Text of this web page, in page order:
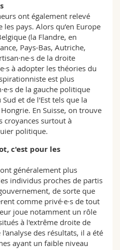
ont également relevé
pays. Alors qu’en Europe
(la Flandre, en
Pays-Bas, Autriche,
de la droite
à adopter les théories du
est plus
de la gauche politique
et de l'Est tels que la
En Suisse, on trouve
croyances surtout à
politique.
c'est pour les
généralement plus
individus proches de partis
de sorte que
comme privé·e·s de tout
joue notamment un rôle
à l'extrême droite de
des résultats, il a été
ayant un faible niveau